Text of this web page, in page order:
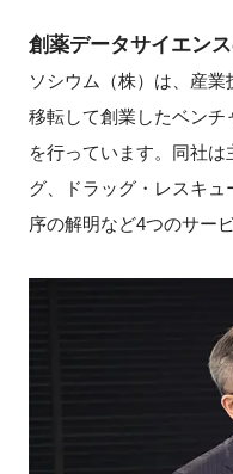
創薬データサイエン
ソシウム（株）は、産
移転して創業したベン
を行っています。同社
グ、ドラッグ・レスキ
序の解明など4つのサー